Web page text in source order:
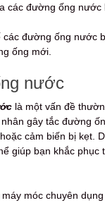
các đường ống nước
các đường ống nước
ống mới.
nước
là một vấn đề
gây tắc đường
cảm biến bị kẹt.
giúp bạn khắc phục
móc chuyên